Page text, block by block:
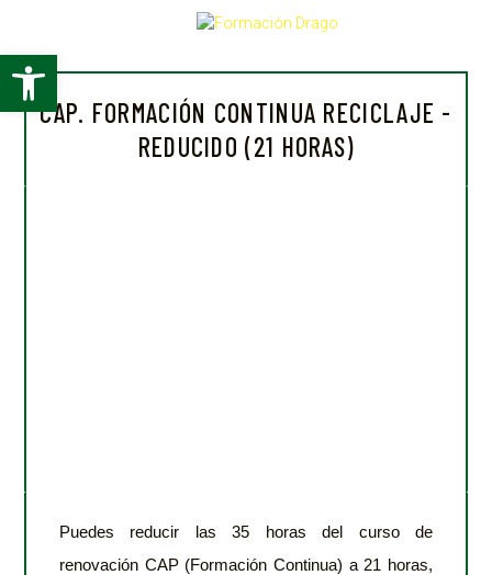
CAP. FORMACIÓN CONTINUA RECICLAJE -
REDUCIDO (21 HORAS)
Puedes reducir las 35 horas del curso de
renovación CAP (Formación Continua) a 21 horas,
Abrir barra de herramientas